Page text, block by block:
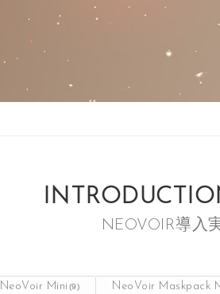
NEOVOIR導入
NeoVoir Mini (9) NeoVoir Maskpack